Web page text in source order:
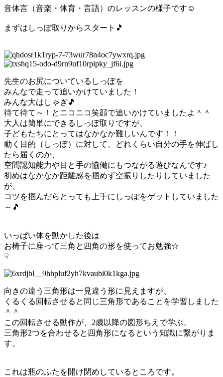
音体言（音楽・体育・言語）のレッスンの様子です☺
まずはしっぽ取りからスタート🎵
先生のお尻についているしっぽを
みんなで走って追いかけていました！
みんな大はしゃぎ🎵
待て待て～！とニコニコ笑顔で追いかけていましたよ＾＾
大人は簡単にできるしっぽ取りですが、
子どもたちにとってはなかなか難しいんです！！
動く目的（しっぽ）に対して、どれくらい自分の手を伸ばし
たら届くのか、
空間認知能力や目と手の協働にもつながる遊びなんです♪
初めはなかなか距離感を掴めず空振りしたりしていました
が、
コツを掴んだらとっても上手にしっぽをゲットしていました
～🎵
いっぱい体を動かした後は
お椅子に座って三角と四角の形を使ってお勉強☆
☟
向きの違う三角形は一見違う形に見えますが、
くるくる回転させると同じ三角形であることを学習しました
＾＾
この回転させる動作が、2歳以降の図形ちえで学ぶ、
三角形2つを合わせると四角形になるという知識に繋がりま
す。
これは瓶のふたを開け閉めしているところです。